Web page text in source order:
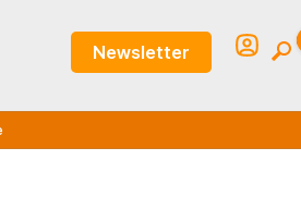
Newsletter